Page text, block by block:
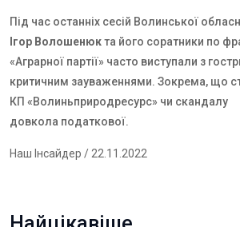
Під час останніх сесій Волинської
Ігор Волошенюкта його соратники по
«Аграрної партії» часто виступали з
критичним зауваженнями. Зокрема, що
КП «Волиньприродресурс» чи скандалу
довкола податкової.
Наш Інсайдер / 22.11.2022